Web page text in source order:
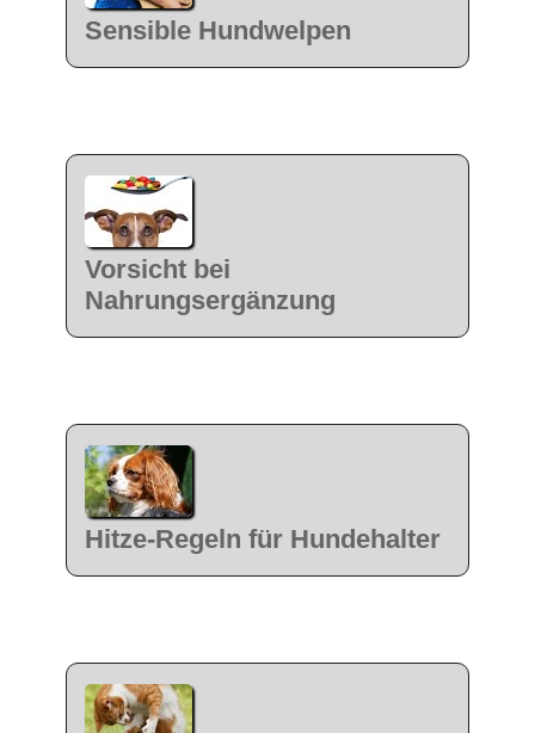
Sensible Hundwelpen
Vorsicht bei
Nahrungsergänzung
Hitze-Regeln für Hundehalter